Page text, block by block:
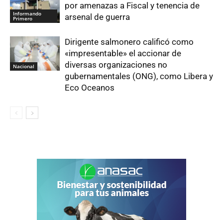
Informando
Primero
por amenazas a Fiscal y tenencia de
arsenal de guerra
Nacional
Dirigente salmonero calificó como
«impresentable» el accionar de
diversas organizaciones no
gubernamentales (ONG), como Libera y
Eco Oceanos